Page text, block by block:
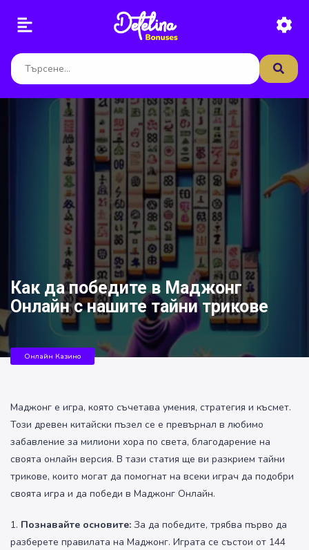
Как да победите в Маджонг
Онлайн с нашите тайни трикове
Онлайн Казино
Маджонг е игра, която съчетава умения, стратегия и късмет.
Този древен китайски пъзел се е превърнал в любимо
забавление за милиони хора по света, благодарение на
своята онлайн версия. В тази статия ще ви разкрием тайни
трикове, които могат да помогнат на всеки играч да подобри
своята игра и да победи в Маджонг Онлайн.
1. Познавайте основите: За да победите, трябва първо да
разберете правилата на Маджонг. Играта се състои от 144